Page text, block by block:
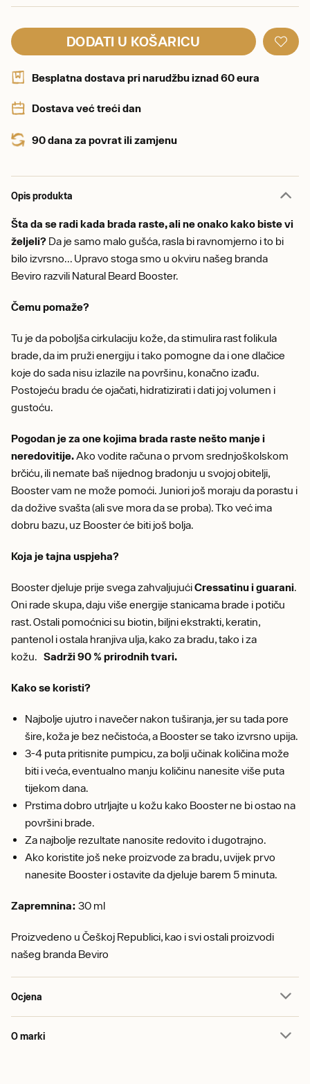
DODATI U KOŠARICU
Besplatna dostava pri narudžbu iznad 60 eura
Dostava već treći dan
90 dana za povrat ili zamjenu
Opis produkta
Šta da se radi kada brada raste, ali ne onako kako biste vi
željeli? Da je samo malo gušća, rasla bi ravnomjerno i to bi
bilo izvrsno... Upravo stoga smo u okviru našeg branda
Beviro razvili Natural Beard Booster.
Čemu pomaže?
Tu je da poboljša cirkulaciju kože, da stimulira rast folikula
brade, da im pruži energiju i tako pomogne da i one dlačice
koje do sada nisu izlazile na površinu, konačno izađu.
Postojeću bradu će ojačati, hidratizirati i dati joj volumen i
gustoću.
Pogodan je za one kojima brada raste nešto manje i
neredovitije.Ako vodite računa o prvom srednjoškolskom
brčiću, ili nemate baš nijednog bradonju u svojoj obitelji,
Booster vam ne može pomoći. Juniori još moraju da porastu i
da dožive svašta (ali sve mora da se proba). Tko već ima
dobru bazu, uz Booster će biti još bolja.
Koja je tajna uspjeha?
Booster djeluje prije svega zahvaljujućiCressatinu i guarani.
Oni rade skupa, daju više energije stanicama brade i potiču
rast. Ostali pomoćnici su biotin, biljni ekstrakti, keratin,
pantenol i ostala hranjiva ulja, kako za bradu, tako i za
kožu. Sadrži 90 % prirodnih tvari.
Kako se koristi?
Najbolje ujutro i navečer nakon tuširanja, jer su tada pore
šire, koža je bez nečistoća, a Booster se tako izvrsno upija.
3-4 puta pritisnite pumpicu, za bolji učinak količina može
biti i veća, eventualno manju količinu nanesite više puta
tijekom dana.
Prstima dobro utrljajte u kožu kako Booster ne bi ostao na
površini brade.
Za najbolje rezultate nanosite redovito i dugotrajno.
Ako koristite još neke proizvode za bradu, uvijek prvo
nanesite Booster i ostavite da djeluje barem 5 minuta.
Zapremnina: 30 ml
Proizvedeno u Češkoj Republici, kao i svi ostali proizvodi
našeg branda Beviro
Ocjena
O marki